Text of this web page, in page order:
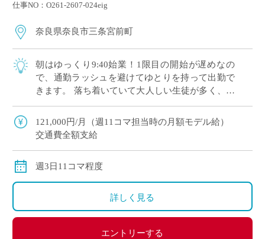
仕事NO：O261-2607-024eig
奈良県奈良市三条宮前町
朝はゆっくり9:40始業！1限目の開始が遅めなの
で、通勤ラッシュを避けてゆとりを持って出勤で
きます。 落ち着いていて大人しい生徒が多く、和
境です。 学力を伸ばすことだけにとらわ […]
121,000円/月（週11コマ担当時の月額モデル給）
交通費全額支給
週3日11コマ程度
詳しく見る
エントリーする